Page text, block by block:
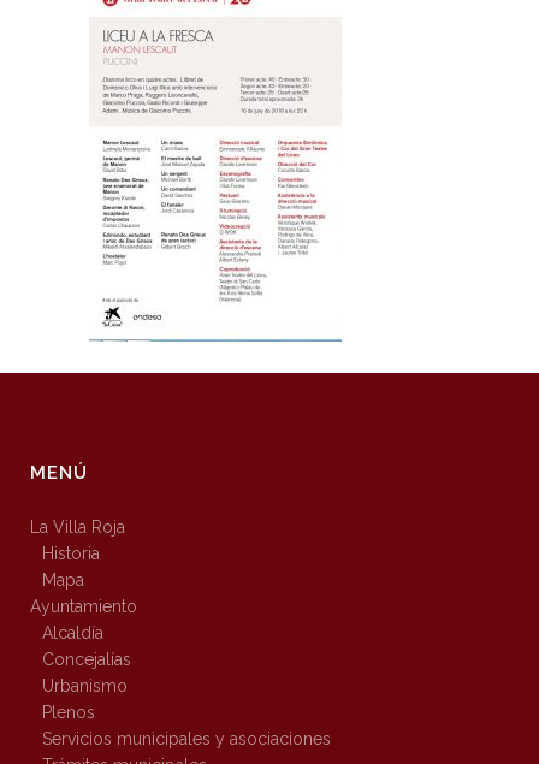
MENÚ
La Villa Roja
Historia
Mapa
Ayuntamiento
Alcaldía
Concejalías
Urbanismo
Plenos
Servicios municipales y asociaciones